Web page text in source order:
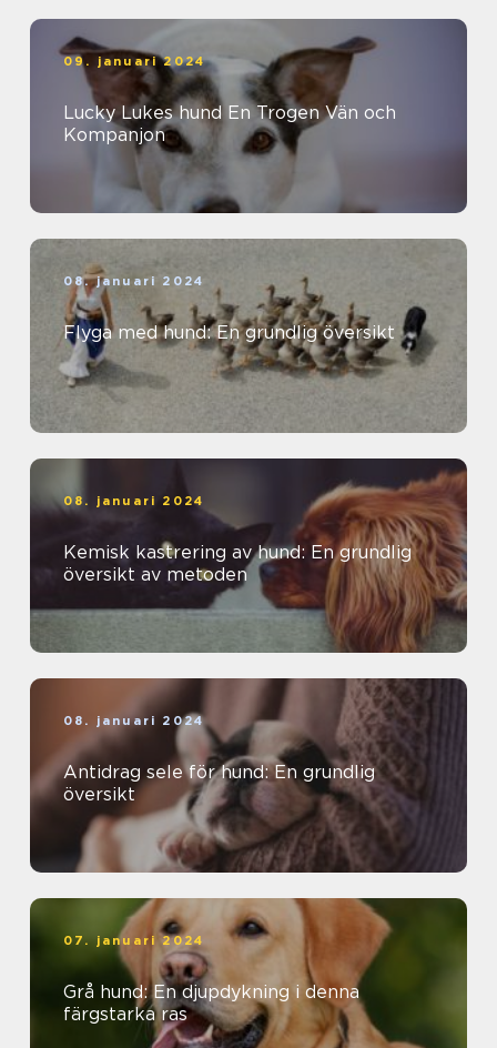
09. januari 2024
Lucky Lukes hund En Trogen Vän och
Kompanjon
08. januari 2024
Flyga med hund: En grundlig översikt
08. januari 2024
Kemisk kastrering av hund: En grundlig
översikt av metoden
08. januari 2024
Antidrag sele för hund: En grundlig
översikt
07. januari 2024
Grå hund: En djupdykning i denna
färgstarka ras